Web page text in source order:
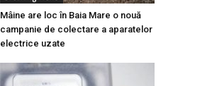
Mâine are loc în Baia Mare o nouă
campanie de colectare a aparatelor
electrice uzate